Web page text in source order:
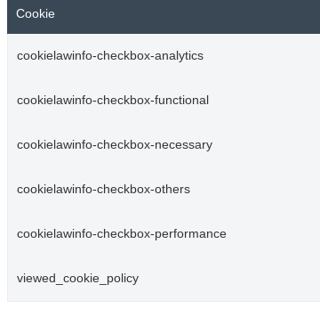
Cookie
cookielawinfo-checkbox-analytics
cookielawinfo-checkbox-functional
cookielawinfo-checkbox-necessary
cookielawinfo-checkbox-others
cookielawinfo-checkbox-performance
viewed_cookie_policy